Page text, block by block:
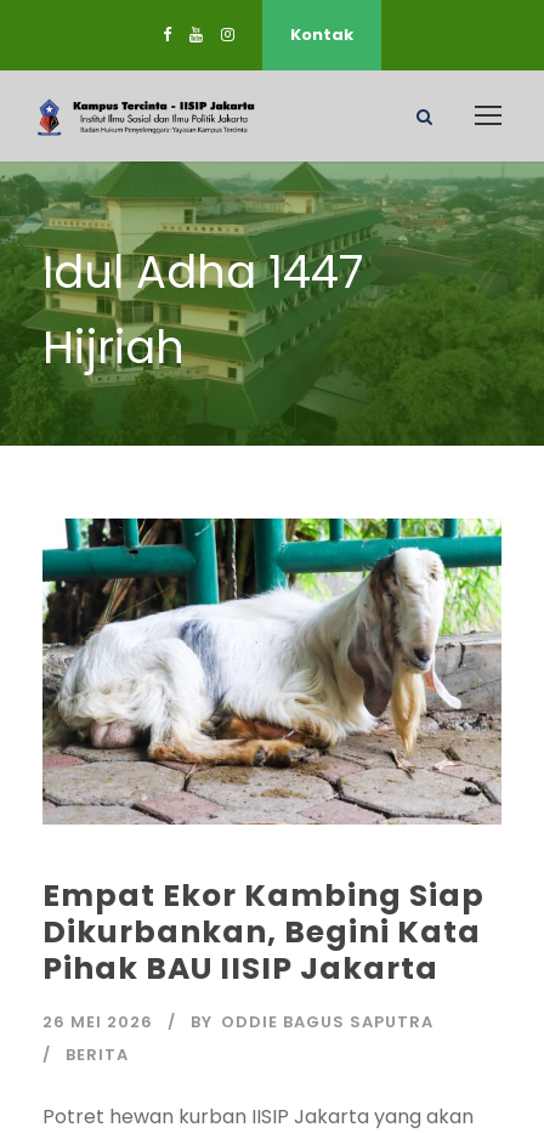
Kontak
Idul Adha 1447
Hijriah
Empat Ekor Kambing Siap
Dikurbankan, Begini Kata
Pihak BAU IISIP Jakarta
26 MEI 2026 BY ODDIE BAGUS SAPUTRA
BERITA
Potret hewan kurban IISIP Jakarta yang akan